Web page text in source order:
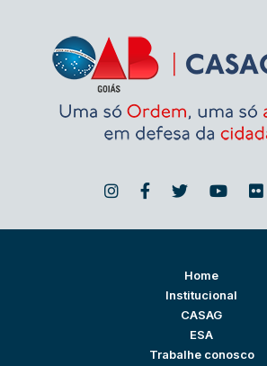
Home
Institucional
CASAG
ESA
Trabalhe conosco